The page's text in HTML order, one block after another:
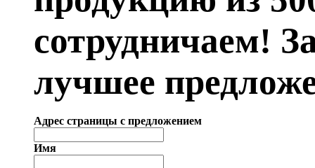
сотрудничаем!
лучшее
Адрес страницы с предложением
Имя